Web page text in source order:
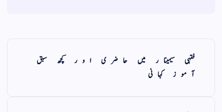
فقہی سیمینار میں حاضری اور کچھ سبق
آموز کہانی